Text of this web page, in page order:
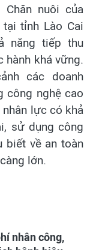
nuôi của
tỉnh Lào Cai
năng tiếp thu
hành khá vững.
các doanh
công nghệ cao
nhân lực có khả
sử dụng công
biết về an toàn
lớn.
nhân công,